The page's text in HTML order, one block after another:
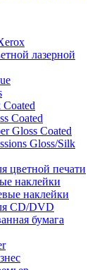
лазерной
Coated
Gloss Coated
Gloss/Silk
цветной печати
наклейки
наклейки
CD/DVD
бумага